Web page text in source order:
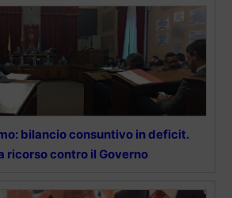
bilancio consuntivo in deficit.
ricorso contro il Governo